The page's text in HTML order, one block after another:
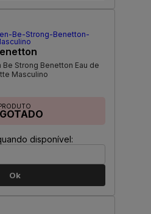
Strong Benetton Eau de
Masculino
PRODUTO
disponível:
Ok